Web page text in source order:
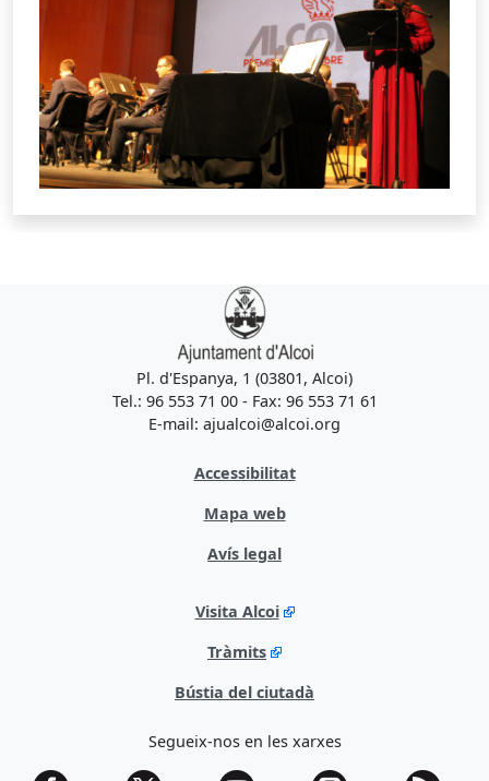
Pl. d'Espanya, 1 (03801, Alcoi)
Tel.: 96 553 71 00 - Fax: 96 553 71 61
E-mail: ajualcoi@alcoi.org
Accessibilitat
Mapa web
Avís legal
Visita Alcoi
Tràmits
Bústia del ciutadà
Segueix-nos en les xarxes